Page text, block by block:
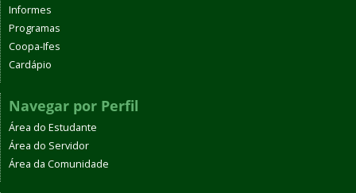
Informes
Programas
Coopa-Ifes
Cardápio
Navegar por Perfil
Área do Estudante
Área do Servidor
Área da Comunidade